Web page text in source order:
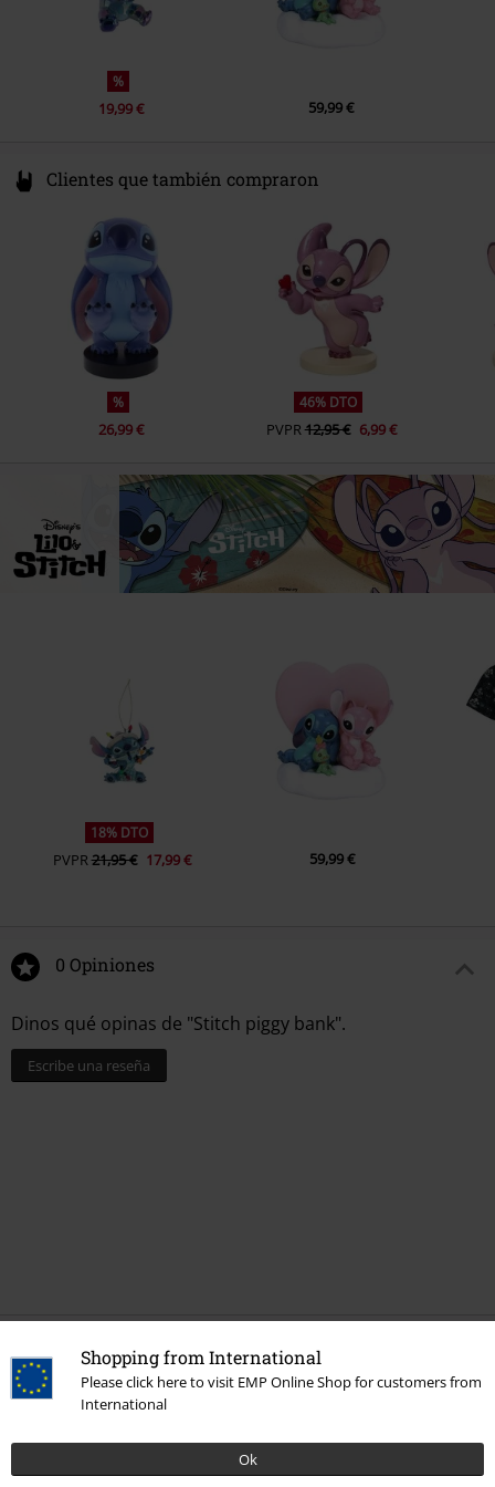
Shopping from International
Please click here to visit EMP Online Shop for customers from
International
Ok
%
19,99 € 59,99 €
Clientes que también compraron
%
26,99 €
46% DTO
PVPR12,95 € 6,99 €
18% DTO
PVPR21,95 € 17,99 € 59,99 €
0 Opiniones
Dinos qué opinas de "Stitch piggy bank".
Escribe una reseña
Más categorías. Más opciones
Nuevo Vida & tiempo libre
Estilos Ideas de regalo Nerds de cine